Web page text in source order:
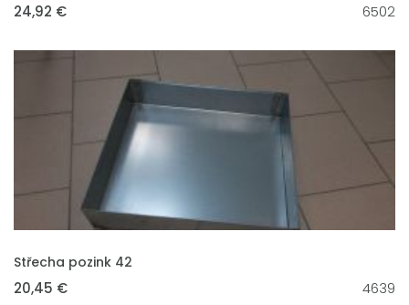
24,92 € 6502
VLOŽIT DO KOŠÍKU
Střecha pozink 42
20,45 € 4639